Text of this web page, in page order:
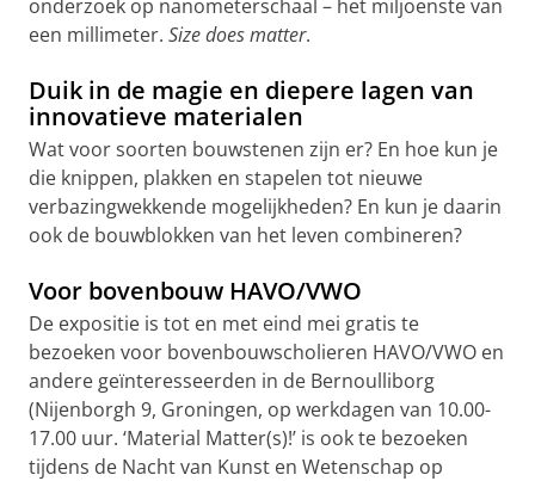
onderzoek op nanometerschaal – het miljoenste van
een millimeter. Sizedoesmatter.
Duik in de magie en diepere lagen van
innovatieve materialen
Wat voor soorten bouwstenen zijn er? En hoe kun je
die knippen, plakken en stapelen tot nieuwe
verbazingwekkende mogelijkheden? En kun je daarin
ook de bouwblokken van het leven combineren?
Voor bovenbouw HAVO/VWO
De expositie is tot en met eind mei gratis te
bezoeken voor bovenbouwscholieren HAVO/VWO en
andere geïnteresseerden in de Bernoulliborg
(Nijenborgh 9, Groningen, op werkdagen van 10.00-
17.00 uur. ‘Material Matter(s)!’ is ook te bezoeken
tijdens de Nacht van Kunst en Wetenschap op